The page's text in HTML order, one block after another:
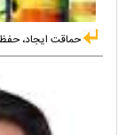
حماقت ایجاد،